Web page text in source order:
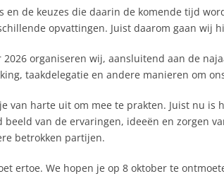
en de keuzes die daarin de komende tijd
opvattingen. Juist daarom gaan wij
2026 organiseren wij, aansluitend aan de
taakdelegatie en andere manieren om
van harte uit om mee te prakten. Juist nu
beeld van de ervaringen, ideeën en zorgen
betrokken partijen.
ertoe. We hopen je op 8 oktober te